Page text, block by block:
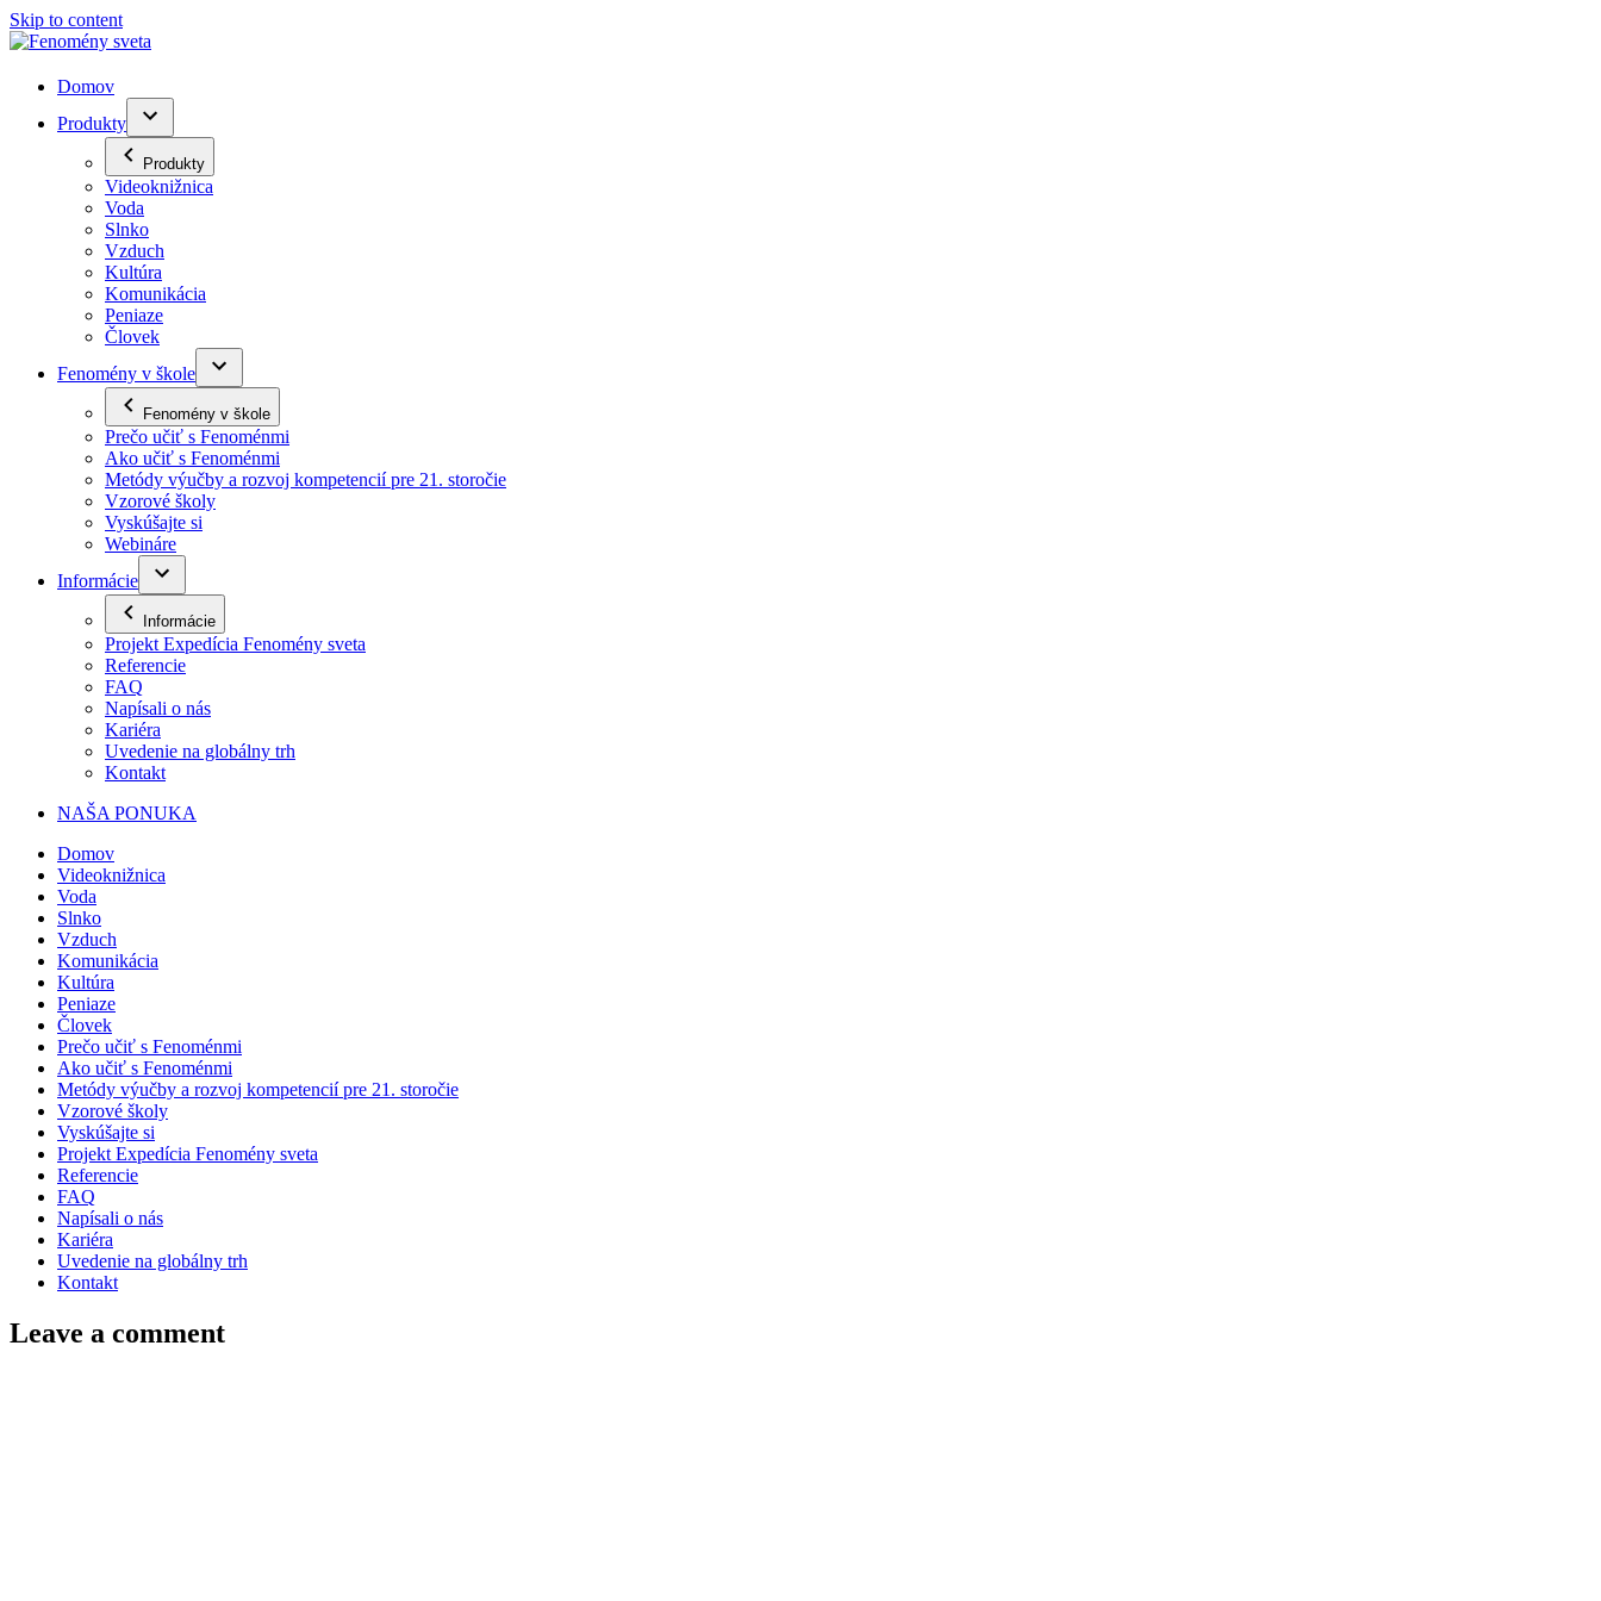
Skip to content
Domov
Produkty
Produkty
Videoknižnica
Voda
Slnko
Vzduch
Kultúra
Komunikácia
Peniaze
Človek
Fenomény v škole
Fenomény v škole
Prečo učiť s Fenoménmi
Ako učiť s Fenoménmi
Metódy výučby a rozvoj kompetencií pre 21. storočie
Vzorové školy
Vyskúšajte si
Webináre
Informácie
Informácie
Projekt Expedícia Fenomény sveta
Referencie
FAQ
Napísali o nás
Kariéra
Uvedenie na globálny trh
Kontakt
NAŠA PONUKA
Domov
Videoknižnica
Voda
Slnko
Vzduch
Komunikácia
Kultúra
Peniaze
Človek
Prečo učiť s Fenoménmi
Ako učiť s Fenoménmi
Metódy výučby a rozvoj kompetencií pre 21. storočie
Vzorové školy
Vyskúšajte si
Projekt Expedícia Fenomény sveta
Referencie
FAQ
Napísali o nás
Kariéra
Uvedenie na globálny trh
Kontakt
Leave a comment